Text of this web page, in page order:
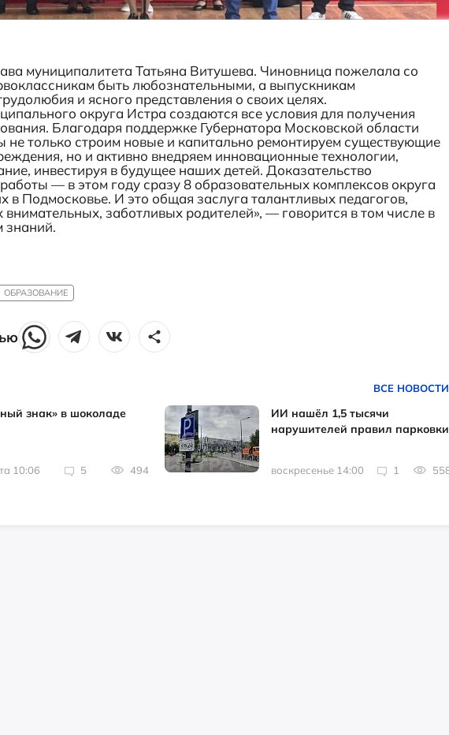
муниципалитета Татьяна Витушева. Чиновница пожелала со
быть любознательными, а выпускникам
и ясного представления о своих целях.
округа Истра создаются все условия для получения
Благодаря поддержке Губернатора Московской области
только строим новые и капитально ремонтируем существующие
но и активно внедряем инновационные технологии,
инвестируя в будущее наших детей. Доказательство
— в этом году сразу 8 образовательных комплексов округа
в Подмосковье. И это общая заслуга талантливых педагогов,
внимательных, заботливых родителей», — говорится в том числе в
знаний.
ОБРАЗОВАНИЕ
ВСЕ НОВОСТИ
знак» в шоколаде
10:06 5 494
ИИ нашёл 1,5 тысячи
нарушителей правил парковки
воскресенье 14:00 1